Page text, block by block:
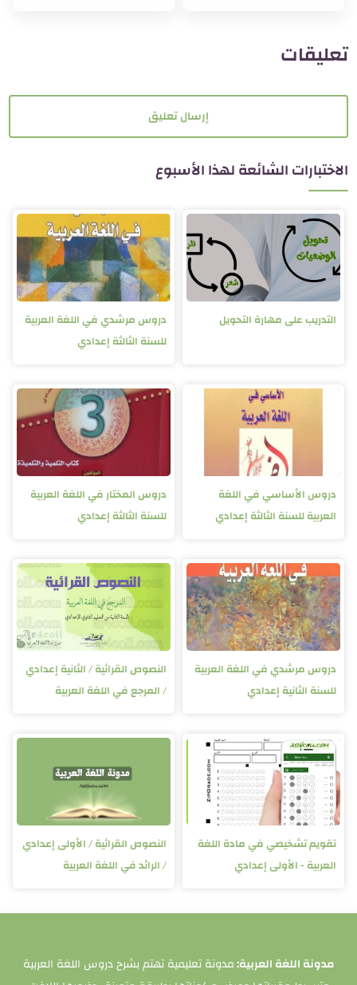
تعليقات
إرسال تعليق
الاختبارات الشائعة لهذا الأسبوع
التدريب على مهارة التحويل
دروس مرشدي في اللغة العربية
للسنة الثالثة إعدادي
دروس الأساسي في اللغة
العربية للسنة الثالثة إعدادي
دروس المختار في اللغة العربية
للسنة الثالثة إعدادي
دروس مرشدي في اللغة العربية
للسنة الثانية إعدادي
النصوص القرائية / الثانية إعدادي
/ المرجع في اللغة العربية
تقويم تشخيصي في مادة اللغة
العربية - الأولى إعدادي
النصوص القرائية / الأولى إعدادي
/ الرائد في اللغة العربية
مدونة اللغة العربية:مدونة تعليمية تهتم بشرح دروس اللغة العربية